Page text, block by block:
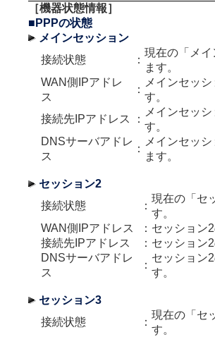
［機器状態情報］
■PPPの状態
メインセッション
接続状態
：
現在の「メ
ます。
WAN側IPアドレ
ス
：
メインセッ
す。
接続先IPアドレス
：
メインセッ
す。
DNSサーバアドレ
ス
：
メインセッ
ます。
セッション2
接続状態
：
現在の「セ
す。
WAN側IPアドレス
： セッション
接続先IPアドレス
： セッション
DNSサーバアドレ
ス
：
セッション
す。
セッション3
接続状態
：
現在の「セ
す。